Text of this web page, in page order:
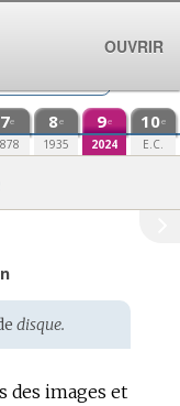
7e 8e
1935
9e
2024
10e
E.C.
disque.
des images et
OUVRIR